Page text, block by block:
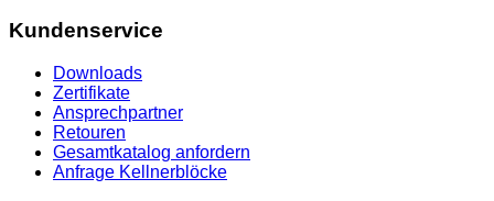
Kundenservice
Downloads
Zertifikate
Ansprechpartner
Retouren
Gesamtkatalog anfordern
Anfrage Kellnerblöcke